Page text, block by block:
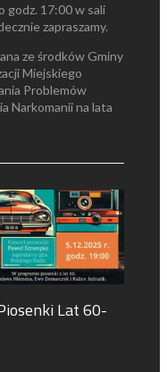
godz. 17:00 w sali
zapraszamy.
ze środków Gminy
Miejskiego
Problemów
Narkomanii na lata
Lat 60-